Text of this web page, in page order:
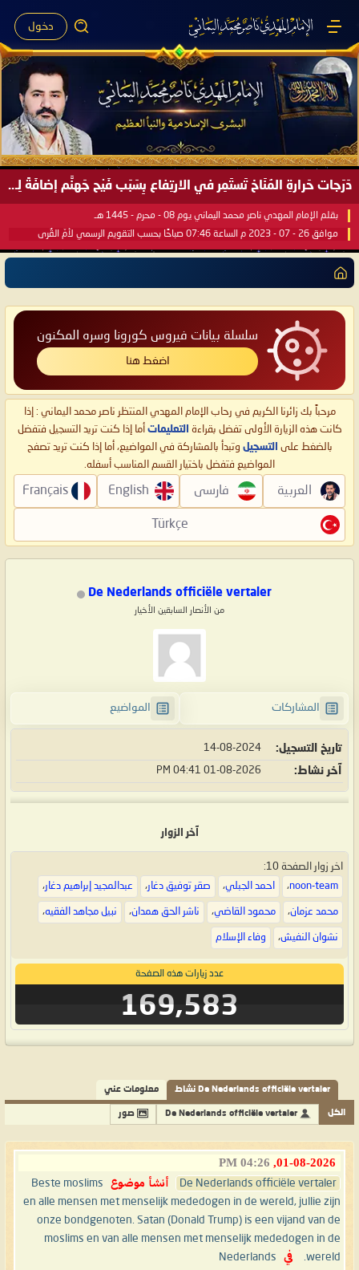
دخول
دَرَجات حَرارةِ المُنَاخ تَستَمِر في الارتِفاع بِسَبَب فَيْح جَهنَّم إضافَةً لِحرارةِ الشَّمس في مُحكَم القُرآن العَظيم ..
بقلم الإمام المهدي ناصر محمد اليماني يوم 08 - محرم - 1445 هـ
موافق 26 - 07 - 2023 م الساعة 07:46 صباحًا بحسب التقويم الرسمي لأمّ القُرى
سلسلة بيانات فيروس كورونا وسره المكنون
اضغط هنا
مرحباً بك زائرنا الكريم في رحاب الإمام المهدي المنتظر ناصر محمد اليماني : إذا
كانت هذه الزيارة الأولى تفضل بقراءة التعليمات أما إذا كنت تريد التسجيل فتفضل
بالضغط على التسجيل وتبدأ بالمشاركة في المواضيع، أما إذا كنت تريد تصفح
المواضيع فتفضل باختيار القسم المناسب أسفله.
العربية فارسی English
Français
Türkçe
De Nederlands officiële vertaler
من الأنصار السابقين الأخيار
المشاركات المواضيع
تاريخ التسجيل 14-08-2024
آخر نشاط 01-08-2026
04:41 PM
آخر الزوار
اخر زوار الصفحة 10:
noon-team، احمد الجبلي، صقر توفيق دغار، عبدالمجيد إبراهيم دغار،
محمد عزمان، محمود القاضي، ناشر الحق همدان، نبيل مجاهد الفقيه،
نشوان النفيش، وفاء الإسلام
عدد زيارات هذه الصفحة
169,583
De Nederlands officiële vertaler نشاط معلومات عني
الكل De Nederlands officiële vertaler صور
01-08-2026,
04:26 PM
De Nederlands officiële vertaler أنشأ موضوع
Beste moslims
en alle mensen met menselijk mededogen in de wereld, jullie zijn
onze bondgenoten. Satan (Donald Trump) is een vijand van de
moslims en van alle mensen met menselijk mededogen in de
wereld.
في Nederlands